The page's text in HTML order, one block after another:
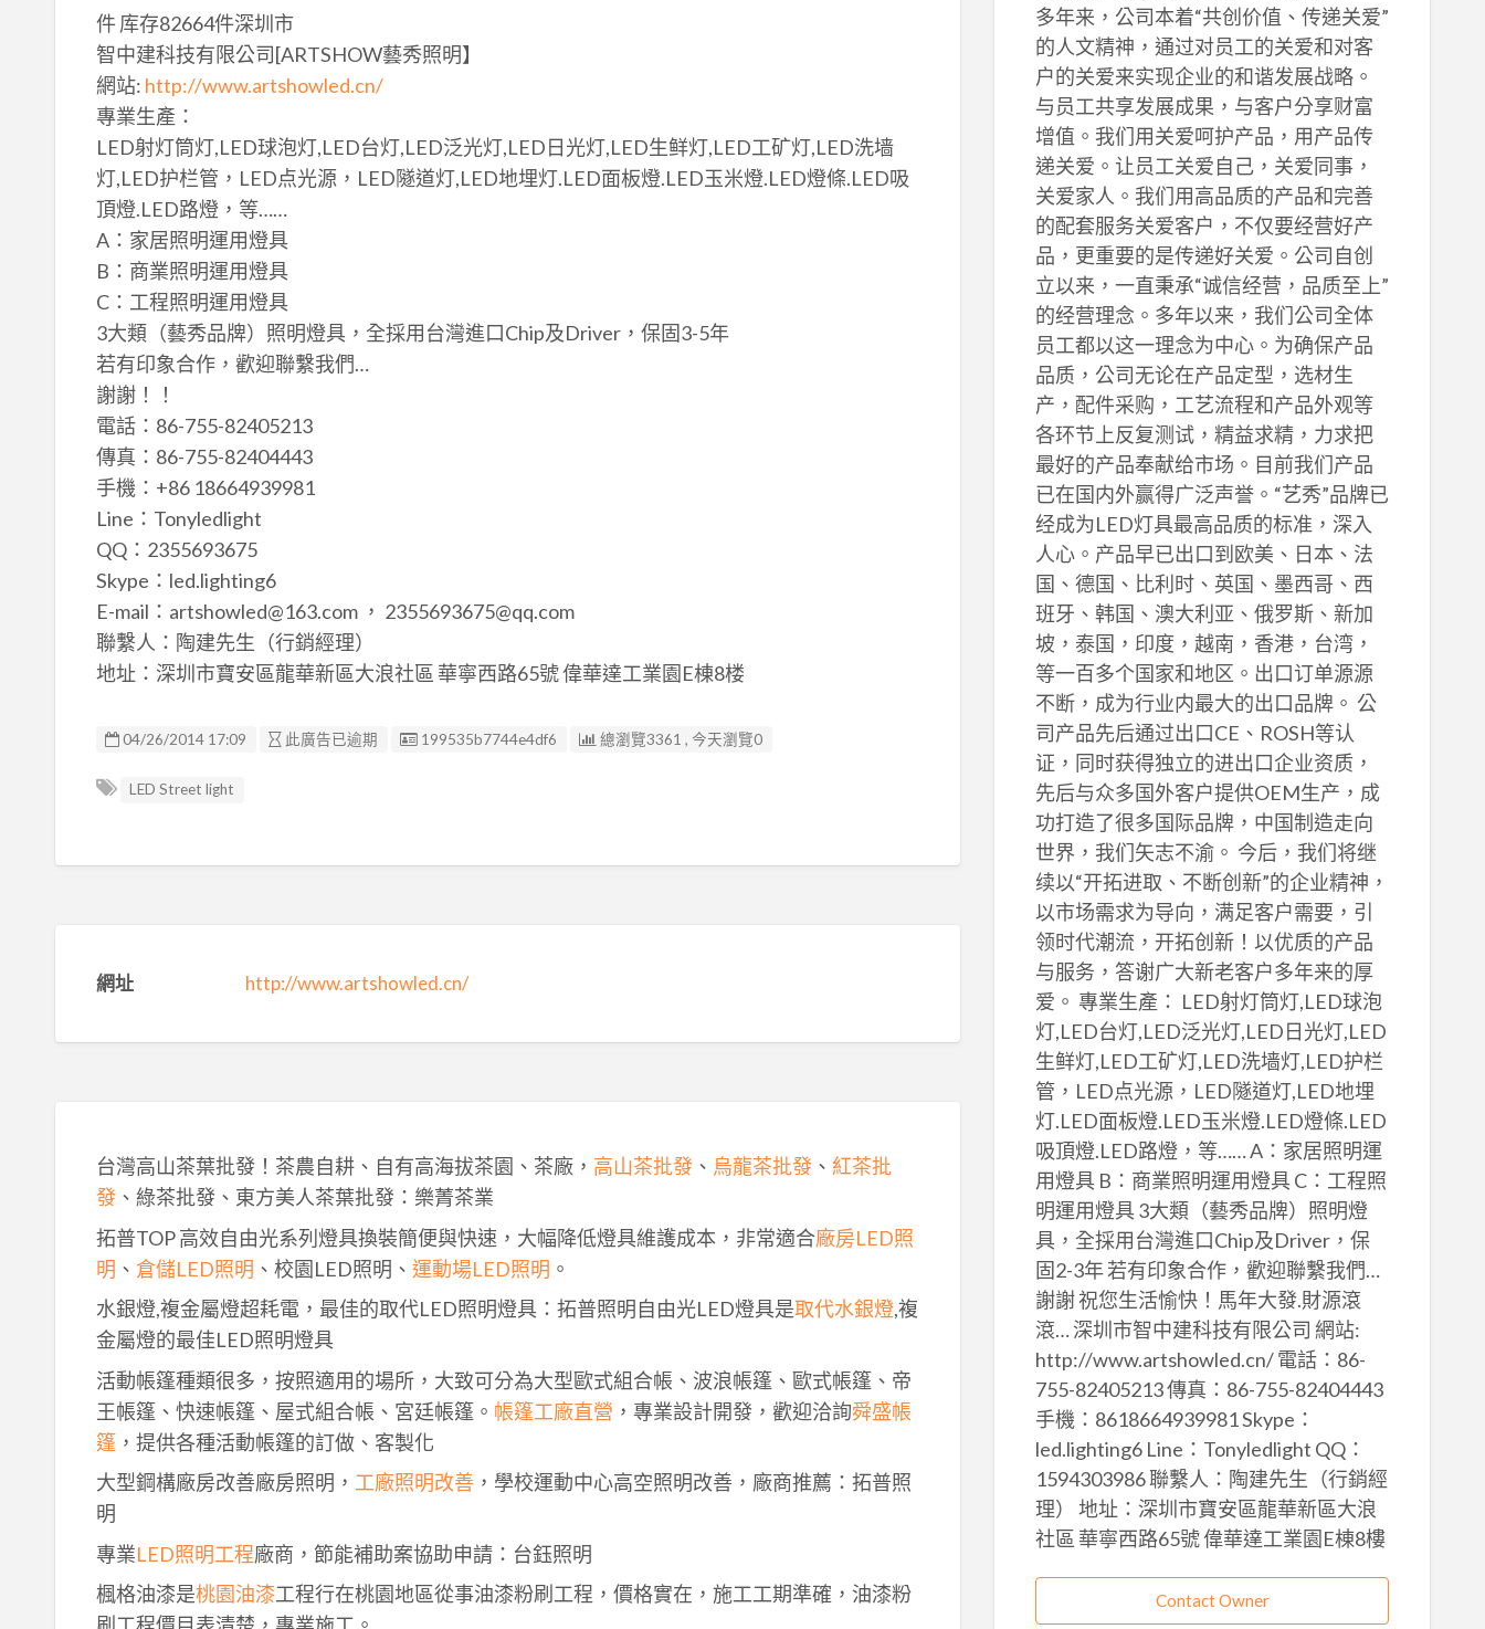
件 库存82664件深圳市
智中建科技有限公司[ARTSHOW藝秀照明】
網站: http://www.artshowled.cn/
專業生產：
LED射灯筒灯,LED球泡灯,LED台灯,LED泛光灯,LED日光灯,LED生鲜灯,LED工矿灯,LED洗墙
灯,LED护栏管，LED点光源，LED隧道灯,LED地埋灯.LED面板燈.LED玉米燈.LED燈條.LED吸
頂燈.LED路燈，等……
A：家居照明運用燈具
B：商業照明運用燈具
C：工程照明運用燈具
3大類（藝秀品牌）照明燈具，全採用台灣進口Chip及Driver，保固3-5年
若有印象合作，歡迎聯繫我們…
謝謝！！
電話：86-755-82405213
傳真：86-755-82404443
手機：+86 18664939981
Line：Tonyledlight
QQ：2355693675
Skype：led.lighting6
E-mail：artshowled@163.com ， 2355693675@qq.com
聯繫人：陶建先生（行銷經理）
地址：深圳市寶安區龍華新區大浪社區 華寧西路65號 偉華達工業園E棟8楼
04/26/2014 17:09 此廣告已逾期 廣告编號
199535b7744e4df6 總瀏覽3361 , 今天瀏覽0
LED Street light
網址 http://www.artshowled.cn/
台灣高山茶葉批發！茶農自耕、自有高海拔茶園、茶廠， 高山茶批發、 烏龍茶批發、 紅茶批
發、綠茶批發、東方美人茶葉批發：樂菁茶業
拓普TOP 高效自由光系列燈具換裝簡便與快速，大幅降低燈具維護成本，非常適合廠房LED照
明 、 倉儲LED照明 、校園LED照明、 運動場LED照明 。
水銀燈,複金屬燈超耗電，最佳的取代LED照明燈具：拓普照明自由光LED燈具是取代水銀燈,複
金屬燈的最佳LED照明燈具
活動帳篷種類很多，按照適用的場所，大致可分為大型歐式組合帳、波浪帳篷、歐式帳篷、帝
王帳篷、快速帳篷、屋式組合帳、宮廷帳篷。 帳篷工廠直營 ，專業設計開發，歡迎洽詢舜盛帳
篷，提供各種活動帳篷的訂做、客製化
大型鋼構廠房改善廠房照明， 工廠照明改善，學校運動中心高空照明改善，廠商推薦：拓普照
明
專業LED照明工程廠商，節能補助案協助申請：台鈺照明
楓格油漆是桃園油漆工程行在桃園地區從事油漆粉刷工程，價格實在，施工工期準確，油漆粉
多年来，公司本着“共创价值、传递关爱”
的人文精神，通过对员工的关爱和对客
户的关爱来实现企业的和谐发展战略。
与员工共享发展成果，与客户分享财富
增值。我们用关爱呵护产品，用产品传
递关爱。让员工关爱自己，关爱同事，
关爱家人。我们用高品质的产品和完善
的配套服务关爱客户，不仅要经营好产
品，更重要的是传递好关爱。公司自创
立以来，一直秉承“诚信经营，品质至上”
的经营理念。多年以来，我们公司全体
员工都以这一理念为中心。为确保产品
品质，公司无论在产品定型，选材生
产，配件采购，工艺流程和产品外观等
各环节上反复测试，精益求精，力求把
最好的产品奉献给市场。目前我们产品
已在国内外赢得广泛声誉。“艺秀”品牌已
经成为LED灯具最高品质的标准，深入
人心。产品早已出口到欧美、日本、法
国、德国、比利时、英国、墨西哥、西
班牙、韩国、澳大利亚、俄罗斯、新加
坡，泰国，印度，越南，香港，台湾，
等一百多个国家和地区。出口订单源源
不断，成为行业内最大的出口品牌。 公
司产品先后通过出口CE、ROSH等认
证，同时获得独立的进出口企业资质，
先后与众多国外客户提供OEM生产，成
功打造了很多国际品牌，中国制造走向
世界，我们矢志不渝。 今后，我们将继
续以“开拓进取、不断创新”的企业精神，
以市场需求为导向，满足客户需要，引
领时代潮流，开拓创新！以优质的产品
与服务，答谢广大新老客户多年来的厚
爱。 專業生產： LED射灯筒灯,LED球泡
灯,LED台灯,LED泛光灯,LED日光灯,LED
生鲜灯,LED工矿灯,LED洗墙灯,LED护栏
管，LED点光源，LED隧道灯,LED地埋
灯.LED面板燈.LED玉米燈.LED燈條.LED
吸頂燈.LED路燈，等…… A：家居照明運
用燈具 B：商業照明運用燈具 C：工程照
明運用燈具 3大類（藝秀品牌）照明燈
具，全採用台灣進口Chip及Driver，保
固2-3年 若有印象合作，歡迎聯繫我們…
謝謝 祝您生活愉快！馬年大發.財源滾
滾… 深圳市智中建科技有限公司 網站:
http://www.artshowled.cn/ 電話：86-
755-82405213 傳真：86-755-82404443
手機：8618664939981 Skype：
led.lighting6 Line：Tonyledlight QQ：
1594303986 聯繫人：陶建先生（行銷經
理） 地址：深圳市寶安區龍華新區大浪
社區 華寧西路65號 偉華達工業園E棟8樓
Contact Owner